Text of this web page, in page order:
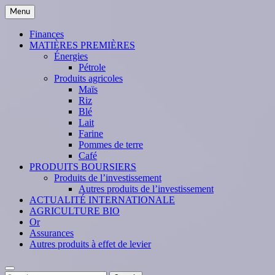
Skip
to
content
Menu
Finances
MATIÈRES PREMIÈRES
Énergies
Pétrole
Produits agricoles
Maïs
Riz
Blé
Lait
Farine
Pommes de terre
Café
PRODUITS BOURSIERS
Produits de l’investissement
Autres produits de l’investissement
ACTUALITÉ INTERNATIONALE
AGRICULTURE BIO
Or
Assurances
Autres produits à effet de levier
Search